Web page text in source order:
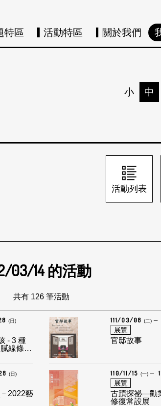
特區 活動特區 關於我們
小 中
活動列表
03/14的活動
共有 126 筆活動
(日)
- 3 種
線條表
111/03/08 (二)
展覽
官邸故事
(日)
2022藝
110/11/15 (一)
展覽
古蹟探祕—勸
修復常設展